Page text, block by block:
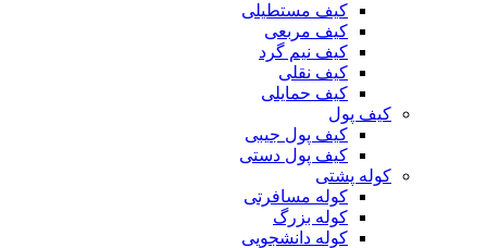
کیف مستطیلی
کیف مربعی
کیف نیم گرد
کیف نقلی
کیف حمایلی
کیف پول
کیف پول جیبی
کیف پول دستی
کوله پشتی
کوله مسافرتی
کوله بزرگ
کوله دانشجویی